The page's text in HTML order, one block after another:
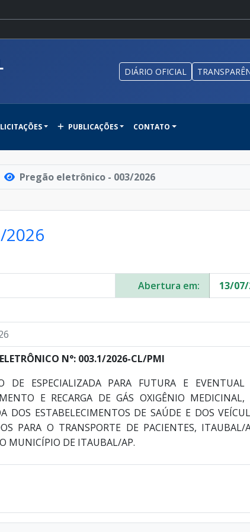
DIÁRIO OFICIAL
LICITAÇÕES PUBLICAÇÕES CONTATO
Pregão eletrônico - 003/2026
2026
Abertura em:
13/
N°: 003.1/2026-CL/PMI
DE ESPECIALIZADA PARA FUTURA E
E RECARGA DE GÁS OXIGÊNIO
DOS ESTABELECIMENTOS DE SAÚDE E DOS
PARA O TRANSPORTE DE PACIENTES,
MUNICÍPIO DE ITAUBAL/AP.